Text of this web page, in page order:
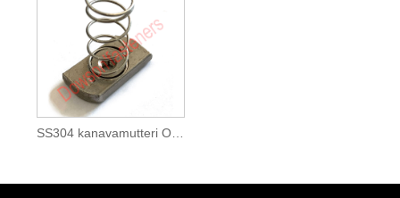
SS304 kanavamutteri O-tyyppi